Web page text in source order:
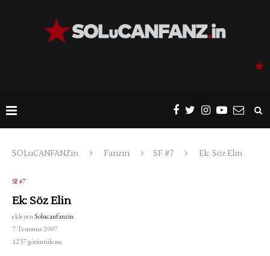
SOLuCANFANZin Fanzin SF #7 Ek: Söz Elin
SF #7
Ek: Söz Elin
ekleyenSolucanfanzin
7 Temmuz 2007
1237görüntüleme